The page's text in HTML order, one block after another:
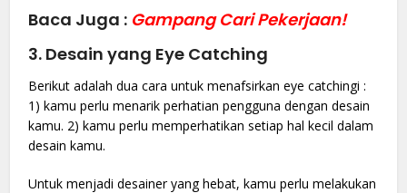
Baca Juga : Gampang Cari Pekerjaan!
3. Desain yang Eye Catching
Berikut adalah dua cara untuk menafsirkan eye catchingi :
1) kamu perlu menarik perhatian pengguna dengan desain
kamu. 2) kamu perlu memperhatikan setiap hal kecil dalam
desain kamu.
Untuk menjadi desainer yang hebat, kamu perlu melakukan